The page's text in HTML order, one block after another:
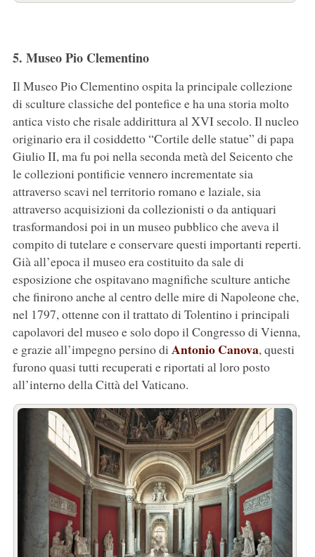
5. Museo Pio Clementino
Il Museo Pio Clementino ospita la principale collezione
di sculture classiche del pontefice e ha una storia molto
antica visto che risale addirittura al XVI secolo. Il nucleo
originario era il cosiddetto “Cortile delle statue” di papa
Giulio II, ma fu poi nella seconda metà del Seicento che
le collezioni pontificie vennero incrementate sia
attraverso scavi nel territorio romano e laziale, sia
attraverso acquisizioni da collezionisti o da antiquari
trasformandosi poi in un museo pubblico che aveva il
compito di tutelare e conservare questi importanti reperti.
Già all’epoca il museo era costituito da sale di
esposizione che ospitavano magnifiche sculture antiche
che finirono anche al centro delle mire di Napoleone che,
nel 1797, ottenne con il trattato di Tolentino i principali
capolavori del museo e solo dopo il Congresso di Vienna,
e grazie all’impegno persino di Antonio Canova, questi
furono quasi tutti recuperati e riportati al loro posto
all’interno della Città del Vaticano.